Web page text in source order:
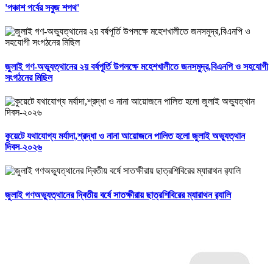
'পঞ্চাশ পর্বের সবুজ শপথ'
জুলাই গণ-অভ্যুত্থানের ২য় বর্ষপূর্তি উপলক্ষে মহেশখালীতে জনসমুদ্র,বিএনপি ও সহযোগী
সংগঠনের মিছিল
কুয়েটে যথাযোগ্য মর্যাদা,শ্রদ্ধা ও নানা আয়োজনে পালিত হলো জুলাই অভ্যুত্থান
দিবস-২০২৬
জুলাই গণঅভ্যুত্থানের দ্বিতীয় বর্ষে সাতক্ষীরায় ছাত্রশিবিরের ম্যারাথন র‌্যালি